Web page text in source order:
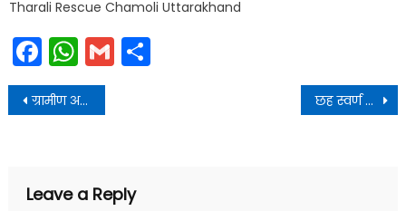
Tharali Rescue Chamoli Uttarakhand
Facebook
WhatsApp
Gmail
Post
navigation
ग्रामीण अर्थव्यवस्था को सशक्त करने हेतु हम निरंतर कार्य कर रहे छह स्वर्ण समेत कुल 22 पदक जीतने पर भारतीय टीम को हार्दिक बधाई
Leave a Reply